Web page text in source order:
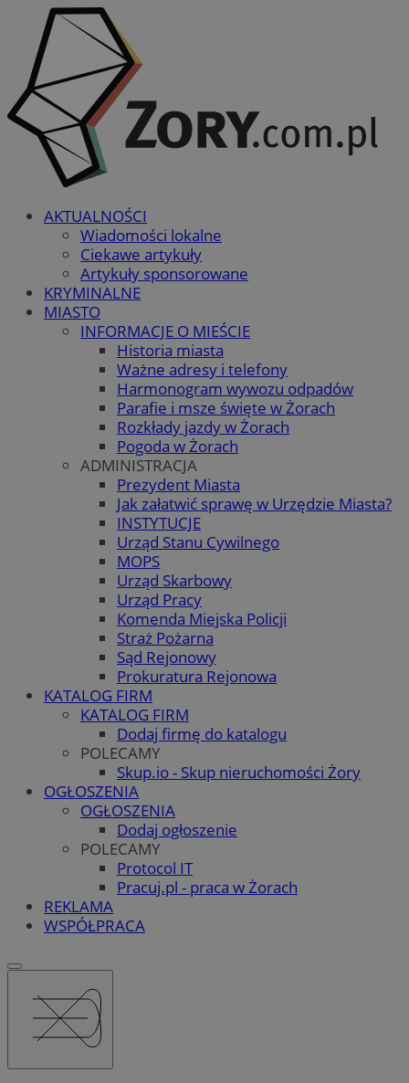
AKTUALNOŚCI
Wiadomości lokalne
Ciekawe artykuły
Artykuły sponsorowane
KRYMINALNE
MIASTO
INFORMACJE O MIEŚCIE
Historia miasta
Ważne adresy i telefony
Harmonogram wywozu odpadów
Parafie i msze święte w Żorach
Rozkłady jazdy w Żorach
Pogoda w Żorach
ADMINISTRACJA
Prezydent Miasta
Jak załatwić sprawę w Urzędzie Miasta?
INSTYTUCJE
Urząd Stanu Cywilnego
MOPS
Urząd Skarbowy
Urząd Pracy
Komenda Miejska Policji
Straż Pożarna
Sąd Rejonowy
Prokuratura Rejonowa
KATALOG FIRM
KATALOG FIRM
Dodaj firmę do katalogu
POLECAMY
Skup.io - Skup nieruchomości Żory
OGŁOSZENIA
OGŁOSZENIA
Dodaj ogłoszenie
POLECAMY
Protocol IT
Pracuj.pl - praca w Żorach
REKLAMA
WSPÓŁPRACA